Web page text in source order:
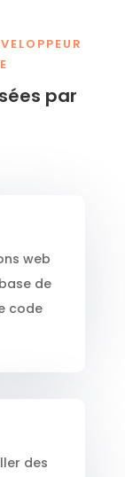
par
web
de
code
des